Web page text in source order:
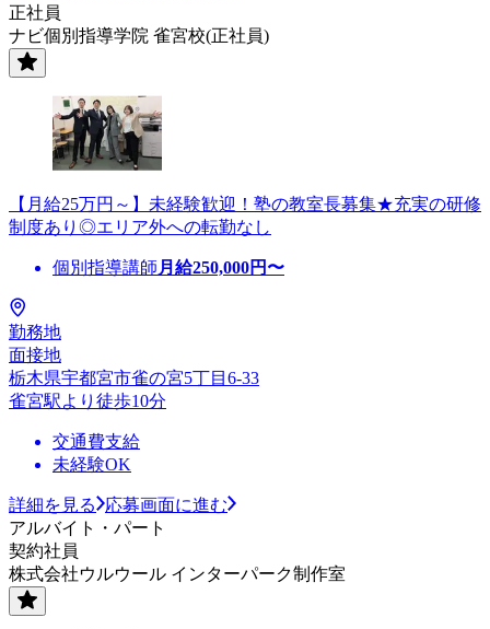
正社員
ナビ個別指導学院 雀宮校(正社員)
【月給25万円～】未経験歓迎！塾の教室長募集★充実の研修
制度あり◎エリア外への転勤なし
個別指導講師 月給250,000円〜
勤務地
面接地
栃木県宇都宮市雀の宮5丁目6-33
雀宮駅より徒歩10分
交通費支給
未経験OK
詳細を見る
応募画面に進む
アルバイト・パート
契約社員
株式会社ウルウール インターパーク制作室